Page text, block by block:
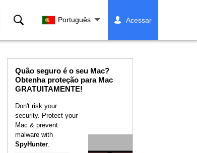
Buscar Português Acessar
Quão seguro é o seu Mac?
Obtenha proteção para Mac
GRATUITAMENTE!
Don't risk your
security. Protect your
Mac & prevent
malware with
SpyHunter.